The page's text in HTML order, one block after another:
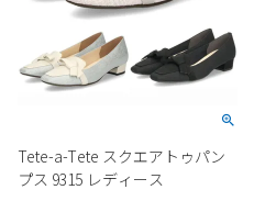
Tete-a-Tete スクエアトゥパン
プス 9315 レディース